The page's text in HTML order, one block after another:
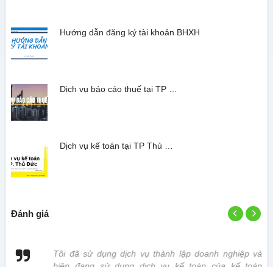
Hướng dẫn đăng ký tài khoản BHXH
Dịch vụ báo cáo thuế tại TP …
Dịch vụ kế toán tại TP Thủ …
Đánh giá
Tôi đã sử dụng dịch vụ thành lập doanh nghiệp và